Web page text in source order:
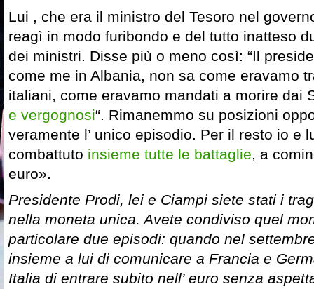
Lui , che era il ministro del Tesoro nel
reagì in modo furibondo e del tutto inatteso
dei ministri. Disse più o meno così: “Il
come me in Albania, non sa come eravamo
italiani, come eravamo mandati a morire dai
e vergognosi“. Rimanemmo su posizioni
veramente l’ unico episodio. Per il resto io e
combattuto insieme tutte le battaglie, a
euro».
Presidente Prodi, lei e Ciampi siete stati i
nella moneta unica. Avete condiviso quel
particolare due episodi: quando nel
insieme a lui di comunicare a Francia e
Italia di entrare subito nell’ euro senza